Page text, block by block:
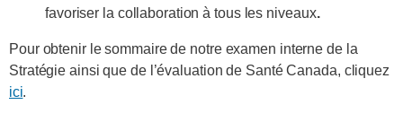
favoriser la collaboration à tous les niveaux.
Pour obtenir le sommaire de notre examen interne de la
Stratégie ainsi que de l’évaluation de Santé Canada, cliquez
ici.